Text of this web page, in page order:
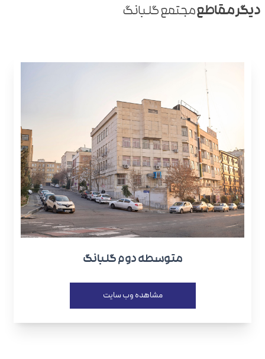
دیگر مقاطعمجتمع گلبانگ
متوسطه دوم گلبانگ
مشاهده وب سایت